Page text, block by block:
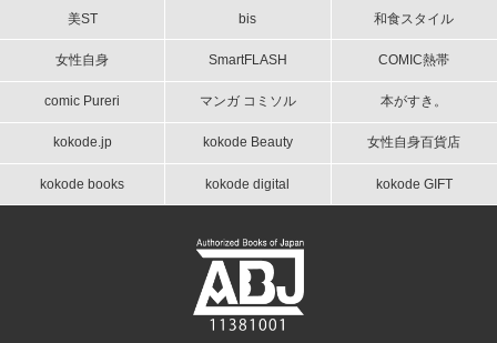
美ST bis 和食スタイル
女性自身 SmartFLASH COMIC熱帯
comic Pureri マンガ コミソル 本がすき。
kokode.jp kokode Beauty 女性自身百貨店
kokode books kokode digital kokode GIFT